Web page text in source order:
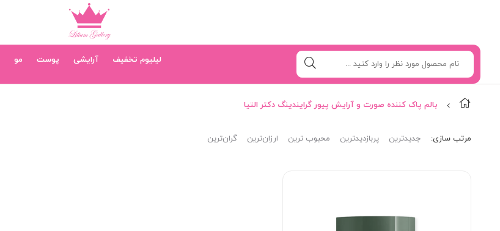
لیلیوم تخفیف آرایشی پوست مو
بالم پاک کننده صورت و آرایش پیور گرایندینگ دکتر التیا
مرتب‌ سازی: جدیدترین پربازدیدترین محبوب ترین ارزان‌ترین گران‌ترین